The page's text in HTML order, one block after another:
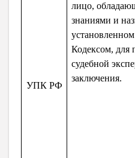
УПК РФ
лицо,
знаниями и
Кодексом, для
судебной
заключения.